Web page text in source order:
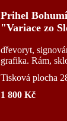
Prihel
"Variace zo
dřevoryt,
grafika. Rám,
Tisková plocha
1 800 Kč